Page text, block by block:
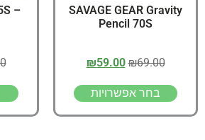
SAVAGE GEAR Gravity
Pencil 70S
₪69.00
₪59.00
בחר אפשרויות
–